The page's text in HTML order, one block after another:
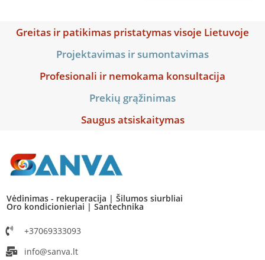
Greitas ir patikimas pristatymas visoje Lietuvoje
Projektavimas ir sumontavimas
Profesionali ir nemokama konsultacija
Prekių grąžinimas
Saugus atsiskaitymas
Vėdinimas - rekuperacija | Šilumos siurbliai
Oro kondicionieriai | Santechnika
+37069333093
info@sanva.lt